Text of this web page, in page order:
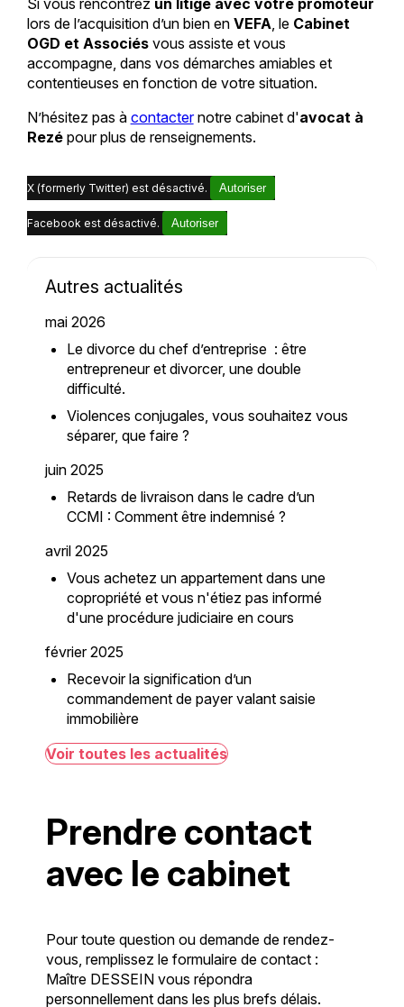
lors de l’acquisition d’un bien en VEFA , le Cabinet
OGD et Associésvous assiste et vous
accompagne, dans vos démarches amiables et
contentieuses en fonction de votre situation.
N’hésitez pas à contacternotre cabinet d'avocat à
Rezépour plus de renseignements.
X (formerly Twitter) est désactivé. Autoriser
Facebook est désactivé. Autoriser
Autres actualités
mai 2026
Le divorce du chef d’entreprise : être
entrepreneur et divorcer, une double
difficulté.
Violences conjugales, vous souhaitez vous
séparer, que faire ?
juin 2025
Retards de livraison dans le cadre d’un
CCMI : Comment être indemnisé ?
avril 2025
Vous achetez un appartement dans une
copropriété et vous n'étiez pas informé
d'une procédure judiciaire en cours
février 2025
Recevoir la signification d’un
commandement de payer valant saisie
immobilière
Voir toutes les actualités
Prendre contact
avec le cabinet
Pour toute question ou demande de rendez-
vous, remplissez le formulaire de contact :
Maître DESSEIN vous répondra
personnellement dans les plus brefs délais.